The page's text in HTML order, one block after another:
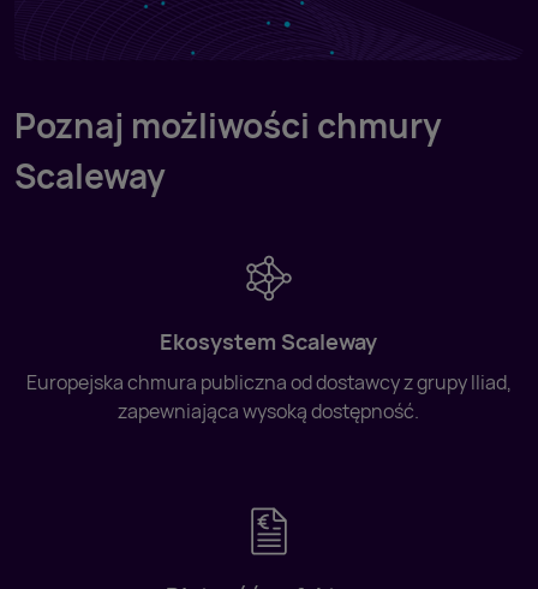
Poznaj możliwości chmury
Scaleway
Ekosystem Scaleway
Europejska chmura publiczna od dostawcy z grupy Iliad,
zapewniająca wysoką dostępność.